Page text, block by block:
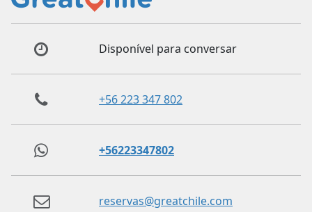
Disponível para conversar
+56 223 347 802
+56223347802
reservas@greatchile.com